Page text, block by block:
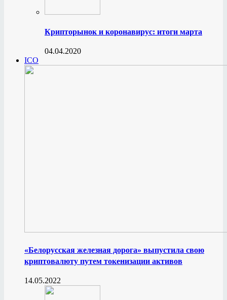
Крипторынок и коронавирус: итоги марта
04.04.2020
ICO
«Белорусская железная дорога» выпустила свою
криптовалюту путем токенизации активов
14.05.2022